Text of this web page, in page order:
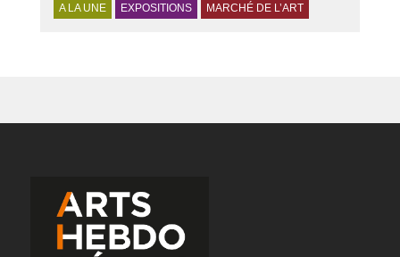
A LA UNE EXPOSITIONS MARCHÉ DE L’ART